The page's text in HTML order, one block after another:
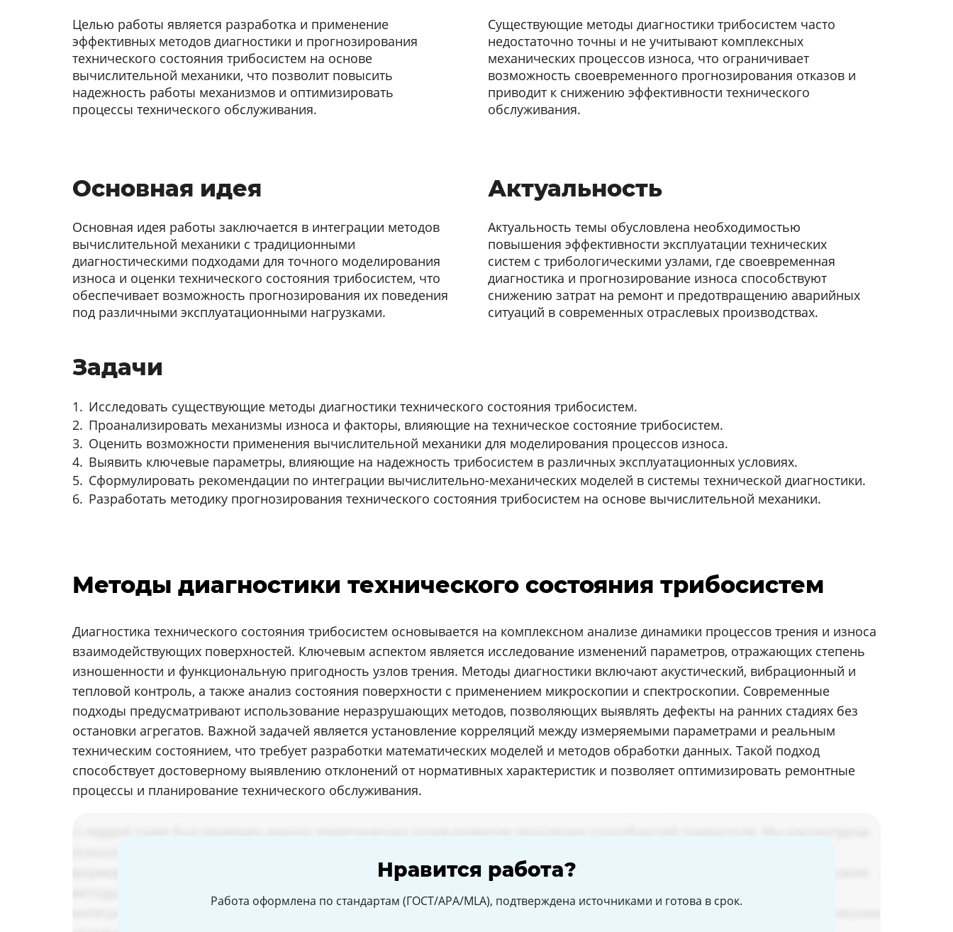
Целью работы является разработка и применение
эффективных методов диагностики и прогнозирования
технического состояния трибосистем на основе
вычислительной механики, что позволит повысить
надежность работы механизмов и оптимизировать
процессы технического обслуживания.
Существующие методы диагностики трибосистем часто
недостаточно точны и не учитывают комплексных
механических процессов износа, что ограничивает
возможность своевременного прогнозирования отказов и
приводит к снижению эффективности технического
обслуживания.
Основная идея
Основная идея работы заключается в интеграции методов
вычислительной механики с традиционными
диагностическими подходами для точного моделирования
износа и оценки технического состояния трибосистем, что
обеспечивает возможность прогнозирования их поведения
под различными эксплуатационными нагрузками.
Актуальность
Актуальность темы обусловлена необходимостью
повышения эффективности эксплуатации технических
систем с трибологическими узлами, где своевременная
диагностика и прогнозирование износа способствуют
снижению затрат на ремонт и предотвращению аварийных
ситуаций в современных отраслевых производствах.
Задачи
Исследовать существующие методы диагностики технического состояния трибосистем.
Проанализировать механизмы износа и факторы, влияющие на техническое состояние трибосистем.
Оценить возможности применения вычислительной механики для моделирования процессов износа.
Выявить ключевые параметры, влияющие на надежность трибосистем в различных эксплуатационных условиях.
Сформулировать рекомендации по интеграции вычислительно-механических моделей в системы технической диагностики.
Разработать методику прогнозирования технического состояния трибосистем на основе вычислительной механики.
Методы диагностики технического состояния трибосистем
Диагностика технического состояния трибосистем основывается на комплексном анализе динамики процессов трения и износа
взаимодействующих поверхностей. Ключевым аспектом является исследование изменений параметров, отражающих степень
изношенности и функциональную пригодность узлов трения. Методы диагностики включают акустический, вибрационный и
тепловой контроль, а также анализ состояния поверхности с применением микроскопии и спектроскопии. Современные
подходы предусматривают использование неразрушающих методов, позволяющих выявлять дефекты на ранних стадиях без
остановки агрегатов. Важной задачей является установление корреляций между измеряемыми параметрами и реальным
техническим состоянием, что требует разработки математических моделей и методов обработки данных. Такой подход
способствует достоверному выявлению отклонений от нормативных характеристик и позволяет оптимизировать ремонтные
процессы и планирование технического обслуживания.
Нравится работа?
Работа оформлена по стандартам (ГОСТ/APA/MLA), подтверждена источниками и готова в срок.